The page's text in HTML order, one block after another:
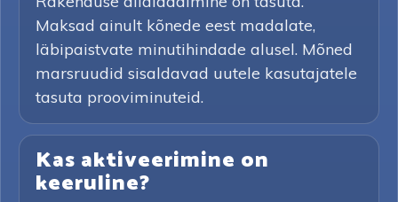
Maksad ainult kõnede eest madalate,
läbipaistvate minutihindade alusel. Mõned
marsruudid sisaldavad uutele kasutajatele
tasuta prooviminuteid.
Kas aktiveerimine on
keeruline?